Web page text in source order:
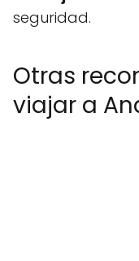
seguridad.
Otras
viajar a